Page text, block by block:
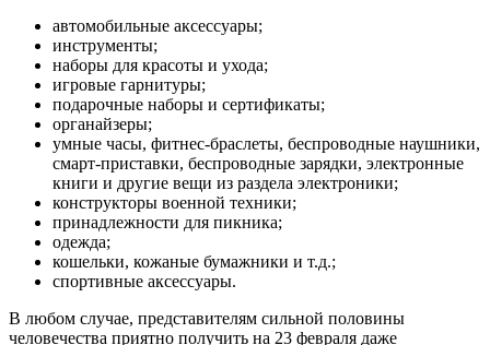
автомобильные аксессуары;
инструменты;
наборы для красоты и ухода;
игровые гарнитуры;
подарочные наборы и сертификаты;
органайзеры;
умные часы, фитнес-браслеты, беспроводные наушники,
смарт-приставки, беспроводные зарядки, электронные
книги и другие вещи из раздела электроники;
конструкторы военной техники;
принадлежности для пикника;
одежда;
кошельки, кожаные бумажники и т.д.;
спортивные аксессуары.
В любом случае, представителям сильной половины
человечества приятно получить на 23 февраля даже